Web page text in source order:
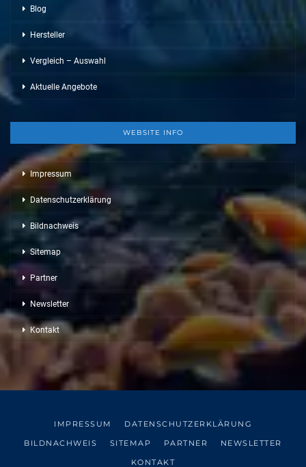
Blog
Hersteller
Vergleich – Auswahl
Aktuelle Angebote
WEBSITE INFO
Impressum
Datenschutzerklärung
Bildnachweis
Sitemap
Partner
Newsletter
Kontakt
IMPRESSUM
DATENSCHUTZERKLÄRUNG
BILDNACHWEIS
SITEMAP PARTNER
NEWSLETTER
KONTAKT